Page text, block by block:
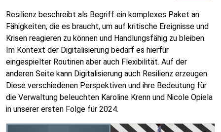
Resilienz beschreibt als Begriff ein komplexes Paket an
Fähigkeiten, die es braucht, um auf kritische Ereignisse und
Krisen reagieren zu können und Handlungsfähig zu bleiben.
Im Kontext der Digitalisierung bedarf es hierfür
eingespielter Routinen aber auch Flexibilität. Auf der
anderen Seite kann Digitalisierung auch Resilienz erzeugen.
Diese verschiedenen Perspektiven und ihre Bedeutung für
die Verwaltung beleuchten Karoline Krenn und Nicole Opiela
in unserer ersten Folge für 2024.